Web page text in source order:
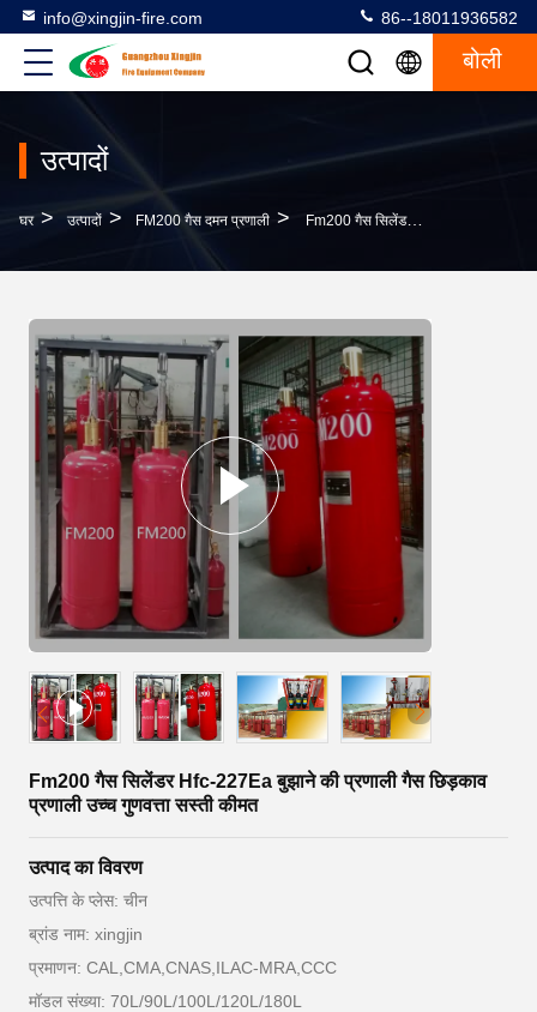
info@xingjin-fire.com 86--18011936582
बोली
उत्पादों
घर > उत्पादों > FM200 गैस दमन प्रणाली > Fm200 गैस सिलेंडर Hfc-227Ea बुझाने की प्रणाली गैस छिड़काव प्रणाली उच्च गुणवत्ता सस्ती कीमत
Fm200 गैस सिलेंडर Hfc-227Ea बुझाने की प्रणाली गैस छिड़काव
प्रणाली उच्च गुणवत्ता सस्ती कीमत
उत्पाद का विवरण
उत्पत्ति के प्लेस: चीन
ब्रांड नाम: xingjin
प्रमाणन: CAL,CMA,CNAS,ILAC-MRA,CCC
मॉडल संख्या: 70L/90L/100L/120L/180L